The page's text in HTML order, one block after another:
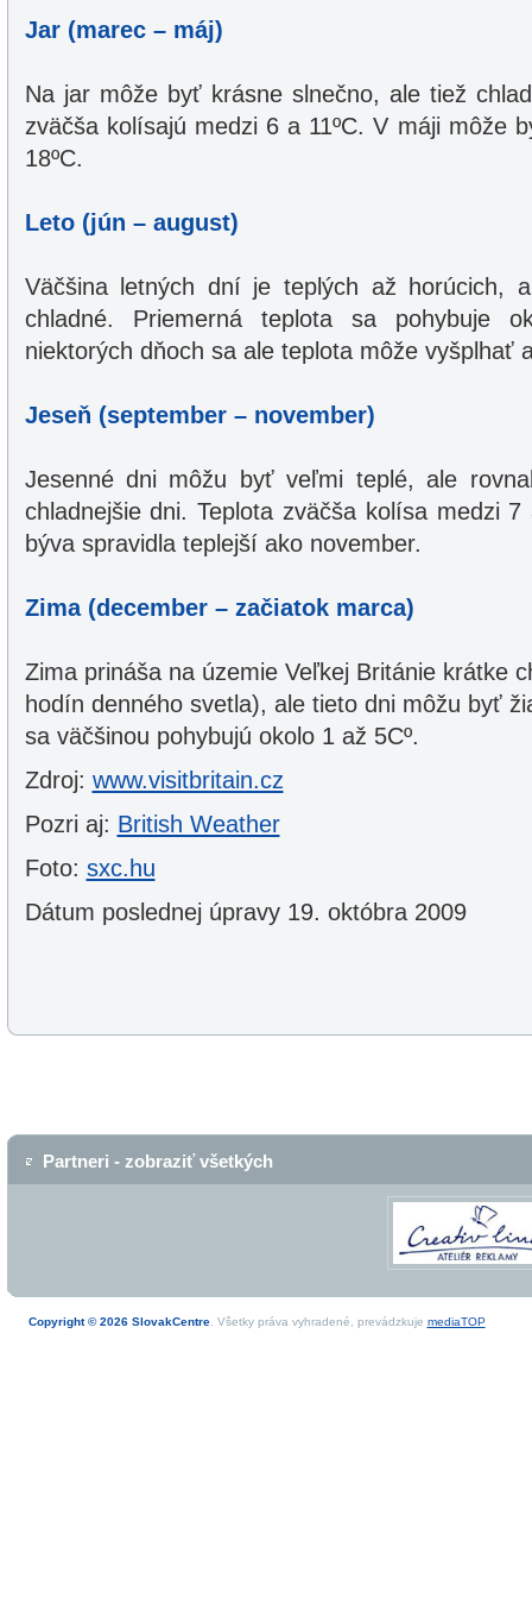
Jar (marec – máj)
Na jar môže byť krásne slnečno, ale tiež
zväčša kolísajú medzi 6 a 11ºC. V máji môže
18ºC.
Leto (jún – august)
Väčšina letných dní je teplých až horúcich,
chladné. Priemerná teplota sa pohybuje
niektorých dňoch sa ale teplota môže vyšplhať
Jeseň (september – november)
Jesenné dni môžu byť veľmi teplé, ale
chladnejšie dni. Teplota zväčša kolísa medzi 7
býva spravidla teplejší ako november.
Zima (december – začiatok marca)
Zima prináša na územie Veľkej Británie krátke
hodín denného svetla), ale tieto dni môžu byť
sa väčšinou pohybujú okolo 1 až 5Cº.
Zdroj: www.visitbritain.cz
Pozri aj: British Weather
Foto: sxc.hu
Dátum poslednej úpravy 19. októbra 2009
Partneri - zobraziť všetkých
Copyright © 2026 SlovakCentre. Všetky práva vyhradené, prevádzkuje mediaTOP